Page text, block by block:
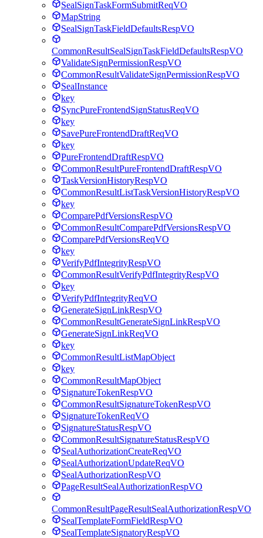
SealSignTaskFormSubmitReqVO
MapString
SealSignTaskFieldDefaultsRespVO
CommonResultSealSignTaskFieldDefaultsRespVO
ValidateSignPermissionRespVO
CommonResultValidateSignPermissionRespVO
SealInstance
key
SyncPureFrontendSignStatusReqVO
key
SavePureFrontendDraftReqVO
key
PureFrontendDraftRespVO
CommonResultPureFrontendDraftRespVO
TaskVersionHistoryRespVO
CommonResultListTaskVersionHistoryRespVO
key
ComparePdfVersionsRespVO
CommonResultComparePdfVersionsRespVO
ComparePdfVersionsReqVO
key
VerifyPdfIntegrityRespVO
CommonResultVerifyPdfIntegrityRespVO
key
VerifyPdfIntegrityReqVO
GenerateSignLinkRespVO
CommonResultGenerateSignLinkRespVO
GenerateSignLinkReqVO
key
CommonResultListMapObject
key
CommonResultMapObject
SignatureTokenRespVO
CommonResultSignatureTokenRespVO
SignatureTokenReqVO
SignatureStatusRespVO
CommonResultSignatureStatusRespVO
SealAuthorizationCreateReqVO
SealAuthorizationUpdateReqVO
SealAuthorizationRespVO
PageResultSealAuthorizationRespVO
CommonResultPageResultSealAuthorizationRespVO
SealTemplateFormFieldRespVO
SealTemplateSignatoryRespVO